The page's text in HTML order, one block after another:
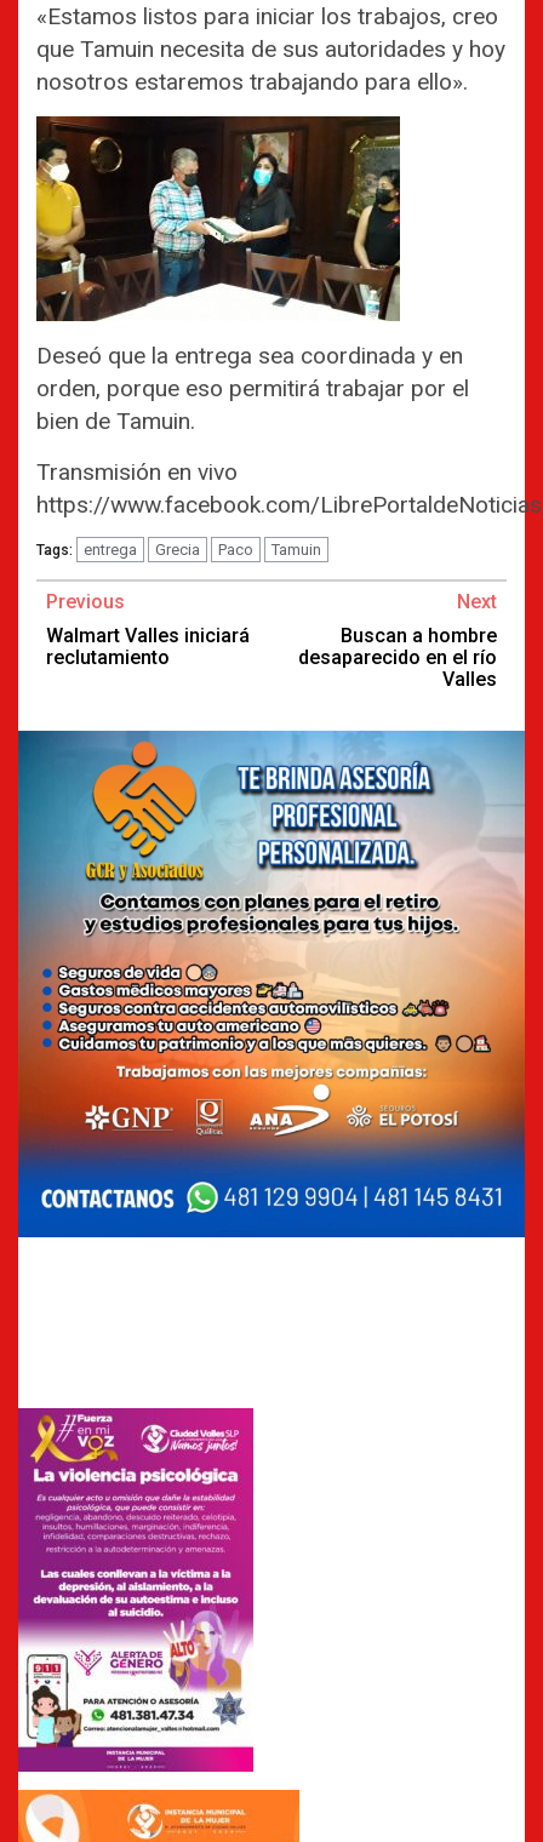
«Estamos listos para iniciar los trabajos, creo
que Tamuin necesita de sus autoridades y hoy
nosotros estaremos trabajando para ello».
Deseó que la entrega sea coordinada y en
orden, porque eso permitirá trabajar por el
bien de Tamuin.
Transmisión en vivo
https://www.facebook.com/
Tags: entrega Grecia Paco Tamuin
Continue
Reading
Previous
Walmart Valles iniciará
reclutamiento
Next
Buscan a hombre
desaparecido en el río
Valles